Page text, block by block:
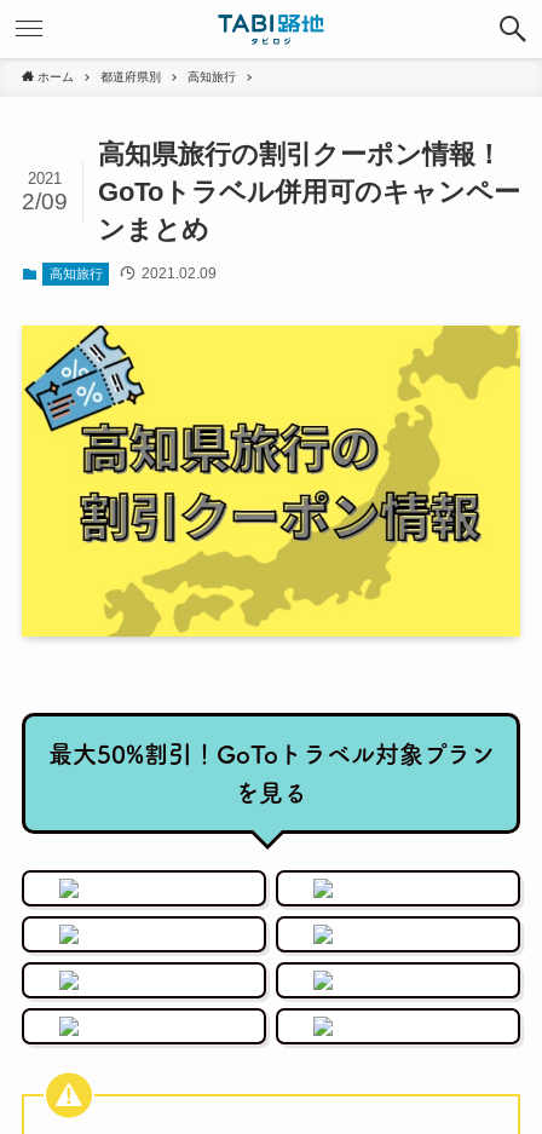
ホーム 都道府県別 高知旅行
高知県旅行の割引クーポン情報！
GoToトラベル併用可のキャンペー
ンまとめ
2021
2/09
高知旅行 2021.02.09
最大50%割引！GoToトラベル対象プラン
を見る